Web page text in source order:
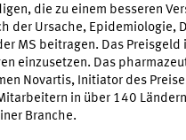
die zu einem besseren
der Ursache, Epidemiologie,
MS beitragen. Das Preisgeld
einzusetzen. Das
Novartis, Initiator des
in über 140
Branche.